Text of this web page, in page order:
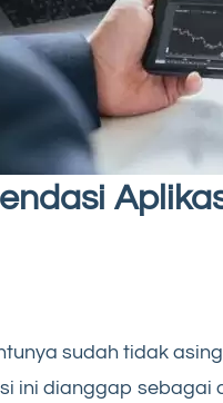
sudah tidak
ini dianggap sebagai